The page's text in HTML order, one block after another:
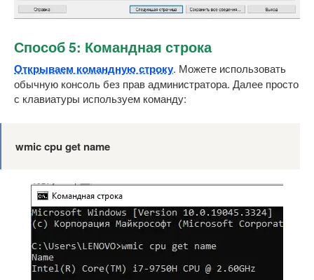
Способ 5: Командная строка
Открываем командную строку. Можете использовать
обычную консоль без прав администратора. Далее просто
с клавиатуры используем команду:
wmic cpu get name